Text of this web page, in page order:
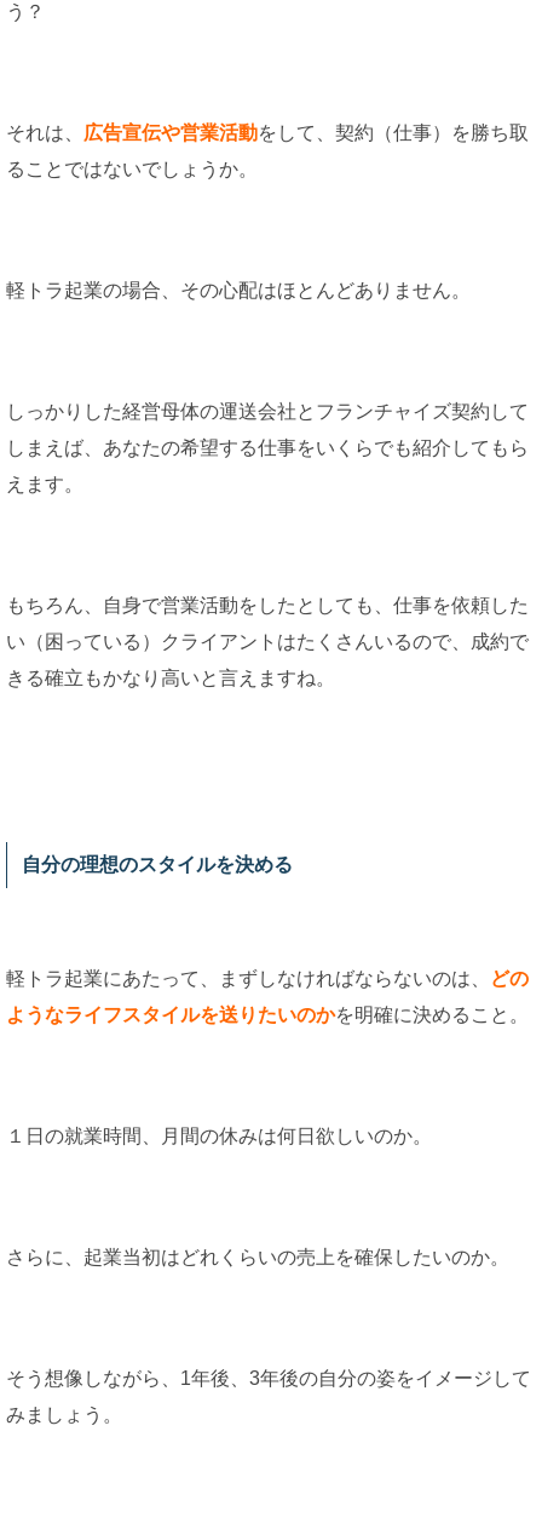
う？
それは、 広告宣伝や営業活動をして、契約（仕事）を勝ち取
ることではないでしょうか。
軽トラ起業の場合、その心配はほとんどありません。
しっかりした経営母体の運送会社とフランチャイズ契約して
しまえば、あなたの希望する仕事をいくらでも紹介してもら
えます。
もちろん、自身で営業活動をしたとしても、仕事を依頼した
い（困っている）クライアントはたくさんいるので、成約で
きる確立もかなり高いと言えますね。
自分の理想のスタイルを決める
軽トラ起業にあたって、まずしなければならないのは、
どの
ようなライフスタイルを送りたいのかを明確に決めること。
１日の就業時間、月間の休みは何日欲しいのか。
さらに、起業当初はどれくらいの売上を確保したいのか。
そう想像しながら、1年後、3年後の自分の姿をイメージして
みましょう。